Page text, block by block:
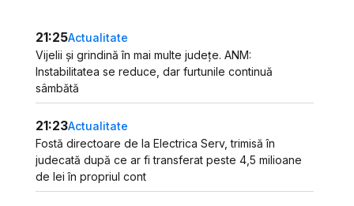
21:25Actualitate
Vijelii și grindină în mai multe județe. ANM:
Instabilitatea se reduce, dar furtunile continuă
sâmbătă
21:23Actualitate
Fostă directoare de la Electrica Serv, trimisă în
judecată după ce ar fi transferat peste 4,5 milioane
de lei în propriul cont